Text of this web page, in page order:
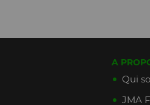
A
Qui
JMA